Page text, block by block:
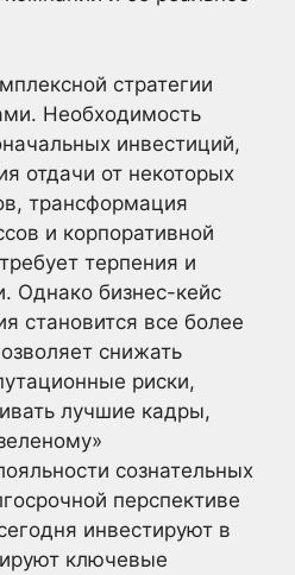
стратегии
Необходимость
инвестиций,
отдачи от некоторых
трансформация
и корпоративной
терпения и
Однако бизнес-кейс
становится все более
снижать
риски,
лучшие кадры,
сознательных
перспективе
инвестируют в
ключевые